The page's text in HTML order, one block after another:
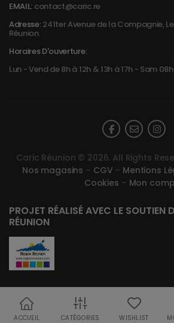
EMAIL: contact@caric.re
Adresse:241ter Avenue de la Compagnie,
Réunion
Horaires D'ouverture:
Lun - Vend de 8h à 12h & 13h à 17h - Sam 08h
Caric Réunion © 2026. All Rights
Nos magasins – CGV – Mentions
Cookies – Mon
PROJET RÉALISÉ AVEC LE SOUTIEN
RÉUNION
ACCUEIL CATÉGORIES WISHLIST